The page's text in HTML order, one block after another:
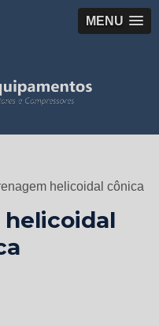
MENU
helicoidal cônica